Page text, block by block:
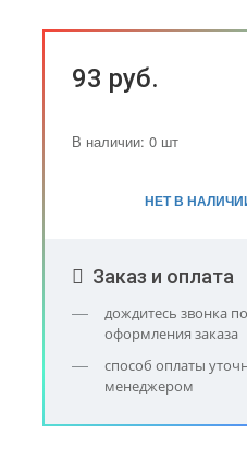
93 руб.
В наличии: 0 шт
НЕТ В
Заказ и оплата
дождитесь звонка
оформления заказа
способ оплаты
менеджером